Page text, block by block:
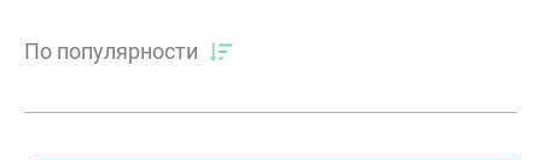
По популярности